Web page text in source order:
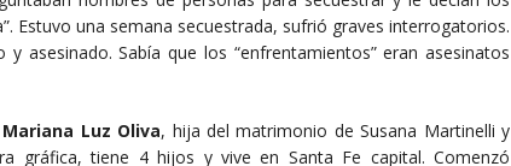
Estuvo una semana secuestrada, sufrió graves interrogatorios.
asesinado. Sabía que los “enfrentamientos” eran asesinatos
Mariana Luz Oliva, hija del matrimonio de Susana Martinelli y
gráfica, tiene 4 hijos y vive en Santa Fe capital. Comenzó